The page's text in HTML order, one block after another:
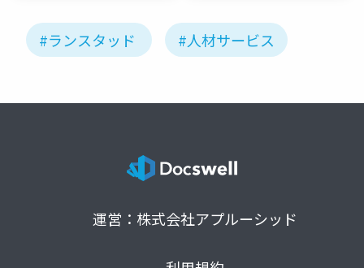
#ランスタッド #人材サービス
運営：株式会社アプルーシッド